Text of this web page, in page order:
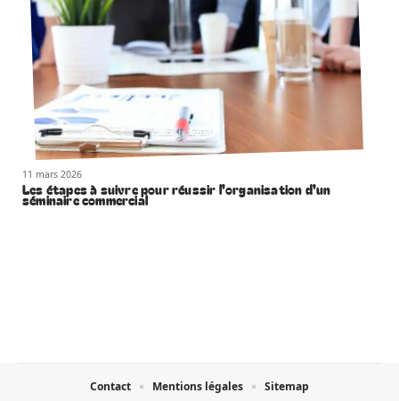
11 mars 2026
Les étapes à suivre pour réussir l’organisation d’un
séminaire commercial
Contact Mentions légales Sitemap